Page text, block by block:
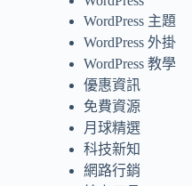
WordPress 主題
WordPress 外掛
WordPress 教學
優惠資訊
免費資源
月球精選
科技新知
網路行銷